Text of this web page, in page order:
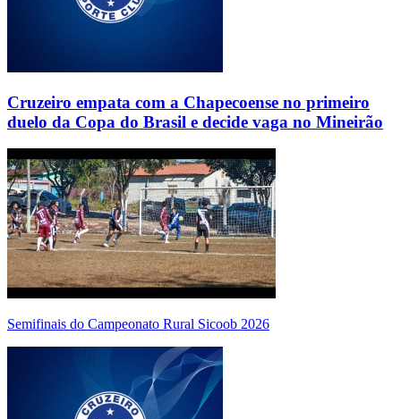
Cruzeiro empata com a Chapecoense no primeiro
duelo da Copa do Brasil e decide vaga no Mineirão
Semifinais do Campeonato Rural Sicoob 2026